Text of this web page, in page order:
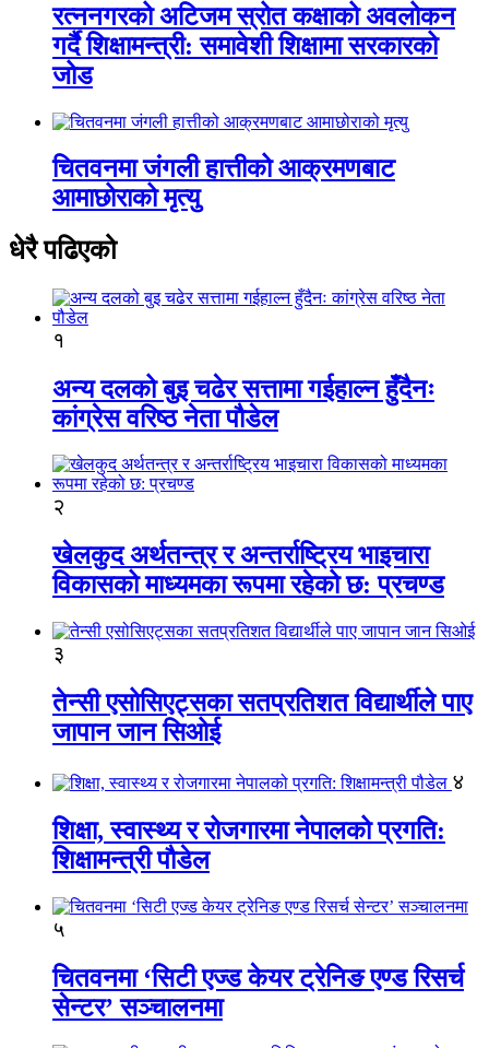
रत्ननगरको अटिजम स्रोत कक्षाको अवलोकन
गर्दै शिक्षामन्त्री: समावेशी शिक्षामा सरकारको
जोड
चितवनमा जंगली हात्तीको आक्रमणबाट
आमाछोराको मृत्यु
धेरै पढिएको
१
अन्य दलको बुइ चढेर सत्तामा गईहाल्न हुँदैनः
कांग्रेस वरिष्ठ नेता पौडेल
२
खेलकुद अर्थतन्त्र र अन्तर्राष्ट्रिय भाइचारा
विकासको माध्यमका रूपमा रहेको छ: प्रचण्ड
३
तेन्सी एसोसिएट्सका सतप्रतिशत विद्यार्थीले पाए
जापान जान सिओई
४
शिक्षा, स्वास्थ्य र रोजगारमा नेपालको प्रगति:
शिक्षामन्त्री पौडेल
५
चितवनमा ‘सिटी एज्ड केयर ट्रेनिङ एण्ड रिसर्च
सेन्टर’ सञ्चालनमा